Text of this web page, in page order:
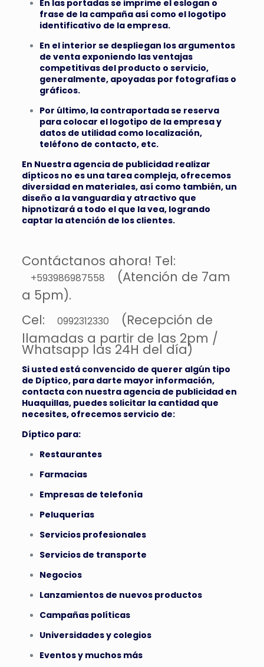
En las portadas se imprime el eslogan o
frase de la campaña así como el logotipo
identificativo de la empresa.
En el interior se despliegan los argumentos
de venta exponiendo las ventajas
competitivas del producto o servicio,
generalmente, apoyadas por fotografías o
gráficos.
Por último, la contraportada se reserva
para colocar el logotipo de la empresa y
datos de utilidad como localización,
teléfono de contacto, etc.
En Nuestra agencia de publicidad realizar
dípticos no es una tarea compleja, ofrecemos
diversidad en materiales, así como también, un
diseño a la vanguardia y atractivo que
hipnotizará a todo el que la vea, logrando
captar la atención de los clientes.
Contáctanos ahora! Tel:
+593986987558
(Atención de 7am
a 5pm).
Cel:
0992312330
(Recepción de
llamadas a partir de las 2pm /
Whatsapp las 24H del día)
Si usted está convencido de querer algún tipo
de Díptico, para darte mayor información,
contacta con nuestra agencia de publicidad en
Huaquillas, puedes solicitar la cantidad que
necesites, ofrecemos servicio de:
Díptico para:
Restaurantes
Farmacias
Empresas de telefonía
Peluquerías
Servicios profesionales
Servicios de transporte
Negocios
Lanzamientos de nuevos productos
Campañas políticas
Universidades y colegios
Eventos y muchos más